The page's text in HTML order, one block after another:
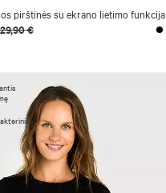
pirštinės su ekrano lietimo funkcija
29,90 €